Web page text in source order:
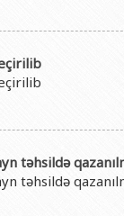
təhsildə
təhsildə